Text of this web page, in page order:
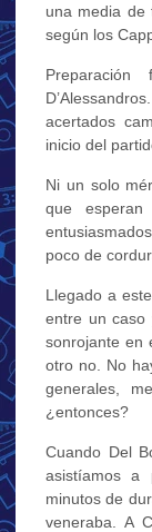
una media de
según los
acertados
inicio del
Ni un solo
que
poco de
Llegado a
entre un caso
sonrojante en
otro no. No
generales,
¿entonces?
Cuando Del
asistíamos a
minutos de
veneraba. A